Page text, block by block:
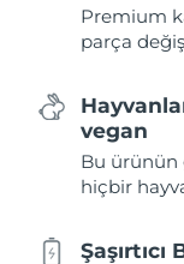
Premium
parça
vegan
Bu ürünün
hiçbir